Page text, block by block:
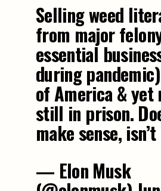
Selling weed
from major
essential
during
of America & yet
still in prison.
make sense,
— Elon Musk